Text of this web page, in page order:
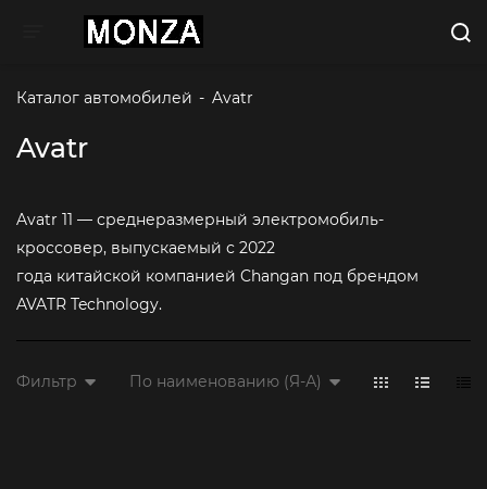
Toggle navigation
Каталог автомобилей - Avatr
Avatr
Avatr 11 — среднеразмерный электромобиль-
кроссовер, выпускаемый с 2022
года китайской компанией Changan под брендом
AVATR Technology.
Фильтр По наименованию (Я-А)